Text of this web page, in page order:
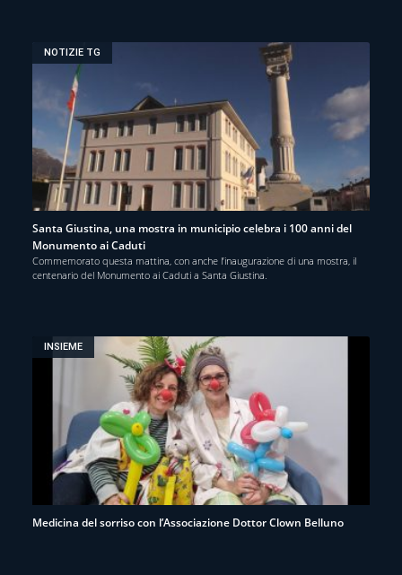
NOTIZIE TG
Santa Giustina, una mostra in municipio celebra i 100 anni del
Monumento ai Caduti
Commemorato questa mattina, con anche l’inaugurazione di una mostra, il
centenario del Monumento ai Caduti a Santa Giustina.
INSIEME
Medicina del sorriso con l’Associazione Dottor Clown Belluno